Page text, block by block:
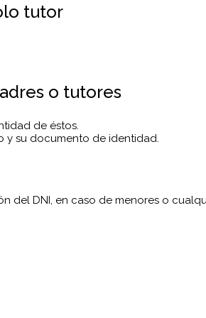
tutor
o tutores
de éstos.
y su documento de identidad.
del DNI, en caso de menores o